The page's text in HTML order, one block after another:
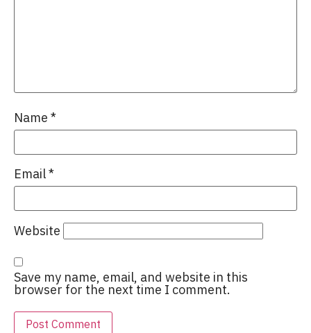
Name *
Email*
Website
Save my name, email, and website in this
browser for the next time I comment.